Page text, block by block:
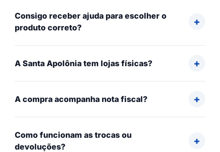
Consigo receber ajuda para escolher o
produto correto?
A Santa Apolônia tem lojas físicas?
A compra acompanha nota fiscal?
Como funcionam as trocas ou
devoluções?